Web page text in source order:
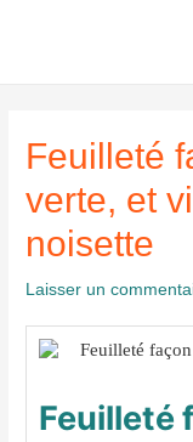
Feuilleté
verte, et
noisette
Laisser un
Feuilleté